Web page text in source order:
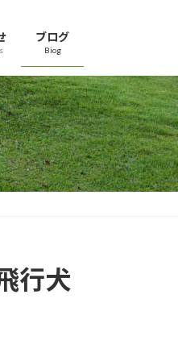
ブログ
Biog
行犬